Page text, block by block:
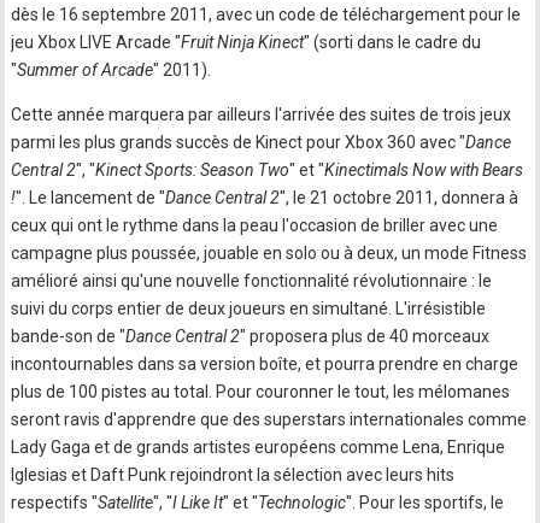
dès le 16 septembre 2011, avec un code de téléchargement pour le
jeu Xbox LIVE Arcade "Fruit Ninja Kinect" (sorti dans le cadre du
"Summer of Arcade" 2011).
Cette année marquera par ailleurs l'arrivée des suites de trois jeux
parmi les plus grands succès de Kinect pour Xbox 360 avec "Dance
Central 2", "Kinect Sports: Season Two" et "Kinectimals Now with Bears
!". Le lancement de "Dance Central 2", le 21 octobre 2011, donnera à
ceux qui ont le rythme dans la peau l'occasion de briller avec une
campagne plus poussée, jouable en solo ou à deux, un mode Fitness
amélioré ainsi qu'une nouvelle fonctionnalité révolutionnaire : le
suivi du corps entier de deux joueurs en simultané. L'irrésistible
bande-son de "Dance Central 2" proposera plus de 40 morceaux
incontournables dans sa version boîte, et pourra prendre en charge
plus de 100 pistes au total. Pour couronner le tout, les mélomanes
seront ravis d'apprendre que des superstars internationales comme
Lady Gaga et de grands artistes européens comme Lena, Enrique
Iglesias et Daft Punk rejoindront la sélection avec leurs hits
respectifs "Satellite", "I Like It" et "Technologic". Pour les sportifs, le